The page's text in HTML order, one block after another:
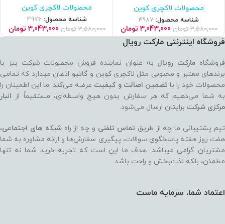
محصولات لاکچری کوین
شناسه محصول: 4987
3,580,000 تومان 3,043,000 تومان
محصولات لاکچری کوین
شناسه محصول: 4976
3,580,000 تومان 3,043,000 تومان
فروشگاه اینترنتی مارکت رویال
فروشگاه مارکت رویال به عنوان نماینده فروش محصولات شرکت بیز با
برندهای معتبر و محبوبی مثل لاکچری کوین و گاتیو اذعان میدارد که تمامی
محصولات خود را با تضمین اصالت و کیفیت عرضه می‌کند. ما این اطمینان را
به شما می‌دهیم که هر سفارش بدون هیچ واسطه‌ای، مستقیماً از انبار
مرکزی شرکت برایتان ارسال می‌شود.
تیم پشتیبانی ما چه از طریق تماس تلفنی و چه از راهشبکه های اجتماعی،
هفت روز هفته پاسخگوی سوالات، پیگیری سفارش‌ها و ارائه مشاوره به شما
مشتریان گرامی میباشد. هدف ما این است که تجربه خرید شما نه‌ تنها
مطمئن، بلکه لذت‌بخش و راحت باشد.
اعتماد شما، سرمایه ماست